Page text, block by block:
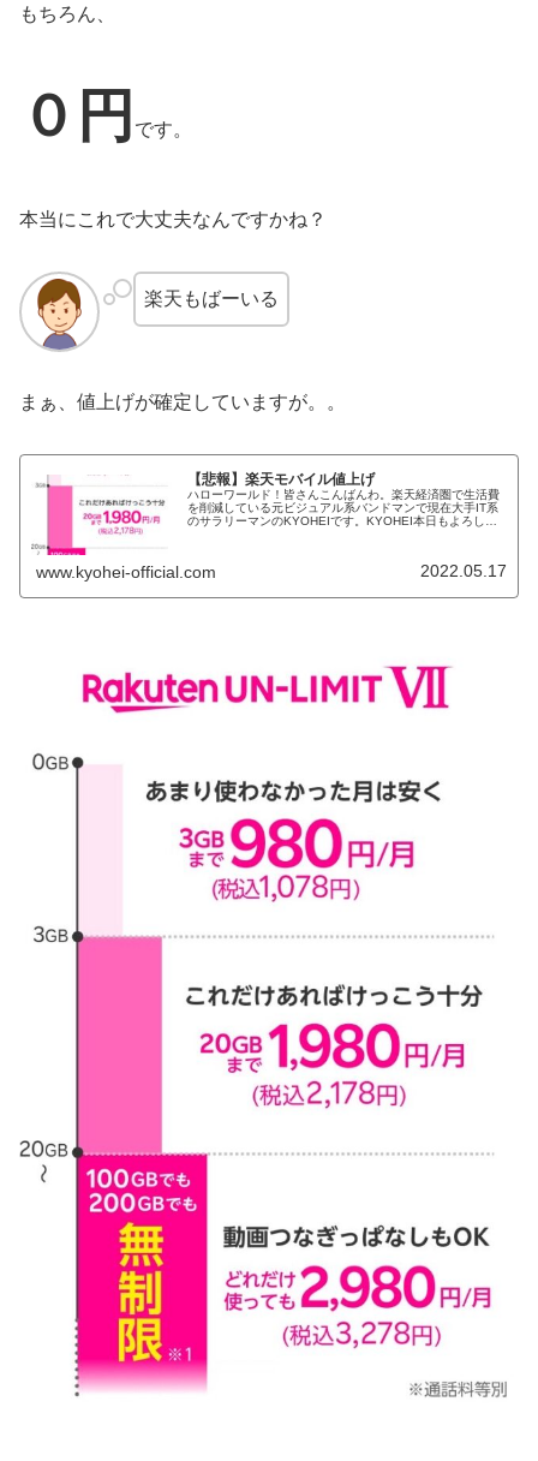
もちろん、
０円 です。
本当にこれで大丈夫なんですかね？
楽天もばーいる
まぁ、値上げが確定していますが。。
【悲報】楽天モバイル値上げ
ハローワールド！皆さんこんばんわ。楽天経済圏で生活費
を削減している元ビジュアル系バンドマンで現在大手IT系
のサラリーマンのKYOHEIです。KYOHEI本日もよろしく
www.kyohei-official.com 2022.05.17